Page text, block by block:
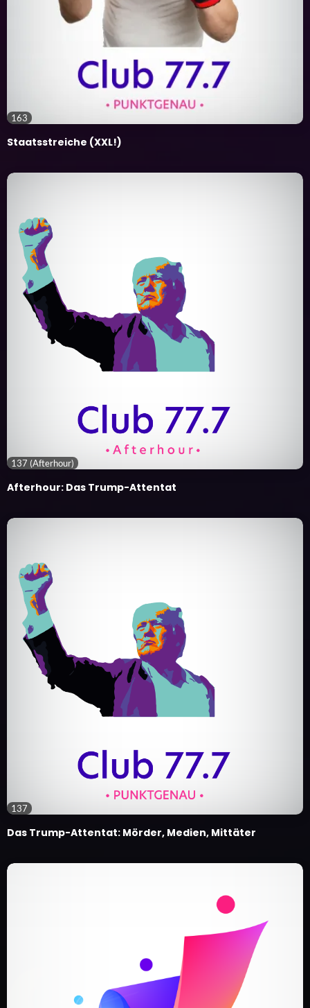
163
Staatsstreiche (XXL!)
137 (Afterhour)
Afterhour: Das Trump-Attentat
137
Das Trump-Attentat: Mörder, Medien, Mittäter